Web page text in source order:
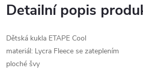
Detailní popis
Dětská kukla ETAPE Cool
materiál: Lycra Fleece se zateplením
ploché švy